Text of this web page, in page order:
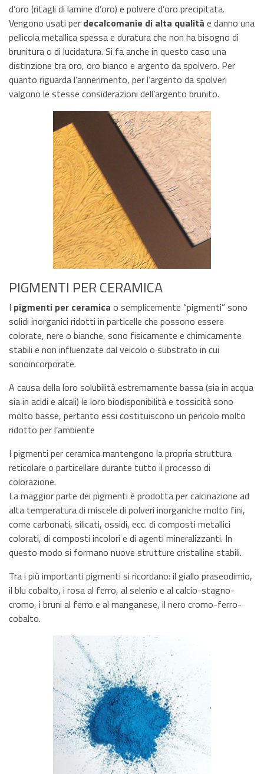
d’oro (ritagli di lamine d’oro) e polvere d’oro precipitata.
Vengono usati per decalcomanie di alta qualità e danno una
pellicola metallica spessa e duratura che non ha bisogno di
brunitura o di lucidatura. Si fa anche in questo caso una
distinzione tra oro, oro bianco e argento da spolvero. Per
quanto riguarda l’annerimento, per l’argento da spolveri
valgono le stesse considerazioni dell’argento brunito.
PIGMENTI PER CERAMICA
I pigmenti per ceramica o semplicemente “pigmenti” sono
solidi inorganici ridotti in particelle che possono essere
colorate, nere o bianche, sono fisicamente e chimicamente
stabili e non influenzate dal veicolo o substrato in cui
sonoincorporate.
A causa della loro solubilità estremamente bassa (sia in acqua
sia in acidi e alcali) le loro biodisponibilità e tossicità sono
molto basse, pertanto essi costituiscono un pericolo molto
ridotto per l’ambiente
I pigmenti per ceramica mantengono la propria struttura
reticolare o particellare durante tutto il processo di
colorazione.
La maggior parte dei pigmenti è prodotta per calcinazione ad
alta temperatura di miscele di polveri inorganiche molto fini,
come carbonati, silicati, ossidi, ecc. di composti metallici
colorati, di composti incolori e di agenti mineralizzanti. In
questo modo si formano nuove strutture cristalline stabili.
Tra i più importanti pigmenti si ricordano: il giallo praseodimio,
il blu cobalto, i rosa al ferro, al selenio e al calcio-stagno-
cromo, i bruni al ferro e al manganese, il nero cromo-ferro-
cobalto.